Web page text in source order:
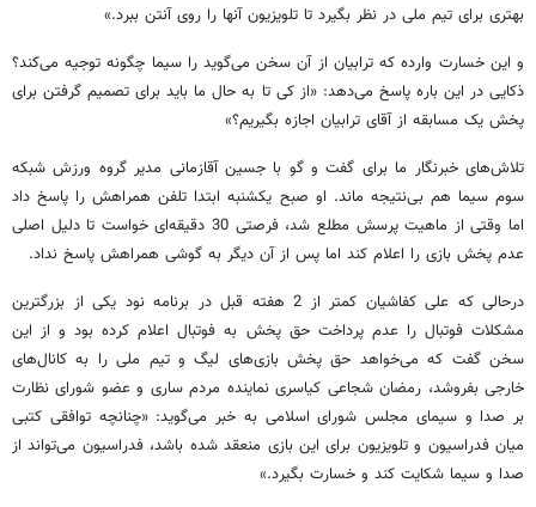
بهتری برای تیم ملی در نظر بگیرد تا تلویزیون آنها را روی آنتن ببرد.»
و این خسارت وارده که ترابیان از آن سخن می‌گوید را سیما چگونه توجیه می‌کند؟
ذکایی در این باره پاسخ می‌دهد: «از کی تا به حال ما باید برای تصمیم گرفتن برای
پخش یک مسابقه از آقای ترابیان اجازه بگیریم؟»
تلاش‌های خبرنگار ما برای گفت و گو با جسین آقازمانی مدیر گروه ورزش شبکه
سوم سیما هم بی‌نتیجه ماند. او صبح یکشنبه ابتدا تلفن همراهش را پاسخ داد
اما وقتی از ماهیت پرسش مطلع شد، فرصتی 30 دقیقه‌ای خواست تا دلیل اصلی
عدم پخش بازی را اعلام کند اما پس از آن دیگر به گوشی همراهش پاسخ نداد.
درحالی که علی کفاشیان کمتر از 2 هفته قبل در برنامه نود یکی از بزرگترین
مشکلات فوتبال را عدم پرداخت حق پخش به فوتبال اعلام کرده بود و از این
سخن گفت که می‌خواهد حق پخش بازی‌های لیگ و تیم ملی را به کانال‌های
خارجی بفروشد، رمضان شجاعی کیاسری نماینده مردم ساری و عضو شورای نظارت
بر صدا و سیمای مجلس شورای اسلامی به خبر می‌گوید: «چنانچه توافقی کتبی
میان فدراسیون و تلویزیون برای این بازی منعقد شده باشد، فدراسیون می‌تواند از
صدا و سیما شکایت کند و خسارت بگیرد.»